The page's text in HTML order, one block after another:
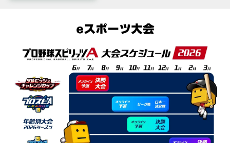
eスポーツ大会